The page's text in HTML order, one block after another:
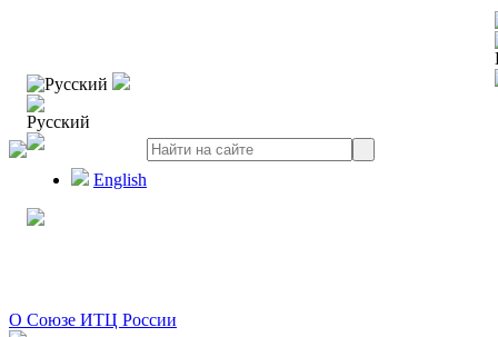
Русский
Русский
English
О Союзе ИТЦ России